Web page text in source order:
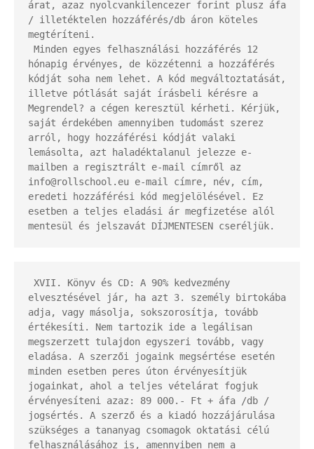
árat, azaz nyolcvankilencezer forint plusz áfa
/ illetéktelen hozzáférés/db áron köteles
megtéríteni.
hónapig érvényes, de közzétenni a hozzáférés
kódját soha nem lehet. A kód megváltoztatását,
illetve pótlását saját írásbeli kérésre a
Megrendel? a cégen keresztül kérheti. Kérjük,
saját érdekében amennyiben tudomást szerez
arról, hogy hozzáférési kódját valaki
lemásolta, azt haladéktalanul jelezze e-
mailben a regisztrált e-mail címről az
info@rollschool.eu e-mail címre, név, cím,
eredeti hozzáférési kód megjelölésével. Ez
esetben a teljes eladási ár megfizetése alól
mentesül és jelszavát DÍJMENTESEN cseréljük.
elvesztésével jár, ha azt 3. személy birtokába
adja, vagy másolja, sokszorosítja, tovább
értékesíti. Nem tartozik ide a legálisan
megszerzett tulajdon egyszeri tovább, vagy
eladása. A szerzői jogaink megsértése esetén
minden esetben peres úton érvényesítjük
jogainkat, ahol a teljes vételárat fogjuk
érvényesíteni azaz: 89 000.- Ft + áfa /db /
jogsértés. A szerző és a kiadó hozzájárulása
szükséges a tananyag csomagok oktatási célú
felhasználásához is, amennyiben nem a